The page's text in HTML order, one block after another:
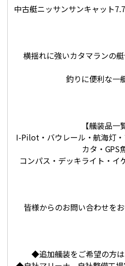
中古艇ニッサンサンキャット
横揺れに強いカタマランの
釣りに便利な一
【艤装品一
I-Pilot・バウレール・航海灯
カタ・GPS
コンパス・デッキライト・イ
皆様からのお問い合わせをお
◆追加艤装をご希望の方は